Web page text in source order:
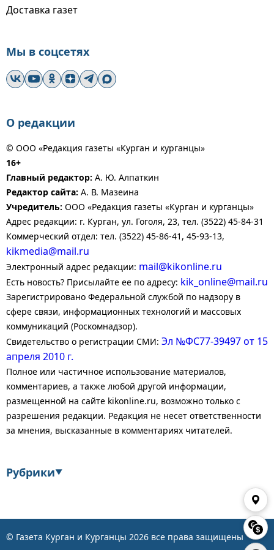
Доставка газет
Мы в соцсетях
О редакции
© ООО «Редакция газеты «Курган и курганцы»
16+
Главный редактор: А. Ю. Алпаткин
Редактор сайта: А. В. Мазеина
Учредитель: ООО «Редакция газеты «Курган и курганцы»
Адрес редакции: г. Курган, ул. Гоголя, 23, тел. (3522) 45-84-31
Коммерческий отдел: тел. (3522) 45-86-41, 45-93-13,
kikmedia@mail.ru
Электронный адрес редакции: mail@kikonline.ru
Есть новость? Присылайте ее по адресу: kik_online@mail.ru
Зарегистрировано Федеральной службой по надзору в
сфере связи, информационных технологий и массовых
коммуникаций (Роскомнадзор).
Свидетельство о регистрации СМИ: Эл №ФС77-39497 от 15
апреля 2010 г.
Полное или частичное использование материалов,
комментариев, а также любой другой информации,
размещенной на сайте kikonline.ru, возможно только с
разрешения редакции. Редакция не несет ответственности
за мнения, высказанные в комментариях читателей.
Рубрики▼
Энергетика
Транспорт
© Газета Курган и Курганцы 2026 все права защищены